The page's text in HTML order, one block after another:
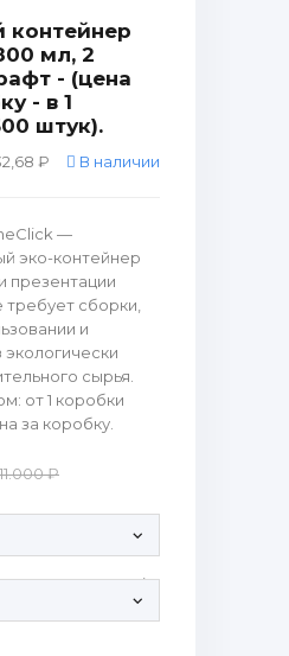
мл, 2
- (цена
- в 1
штук).
₽ В наличии
—
эко-контейнер
презентации
требует сборки,
и
экологически
сырья.
от 1 коробки
за коробку.
11.000 ₽
этикетки:
0ПЭТ-OClid800DB/0: